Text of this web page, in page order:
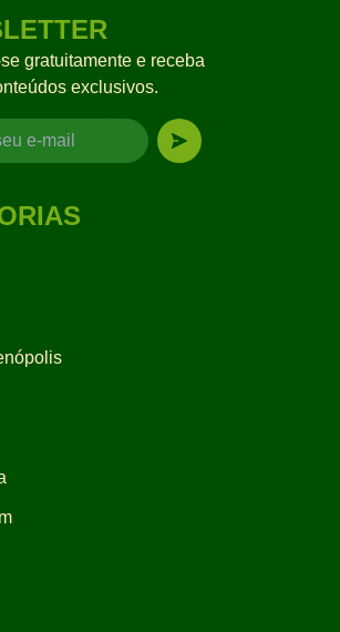
gratuitamente e receba
exclusivos.